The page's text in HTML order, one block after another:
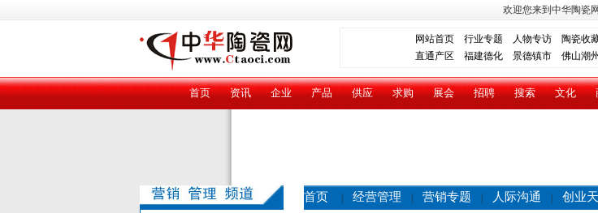
欢迎您来到中华陶瓷网
网站首页 行业专题 人物专访 陶瓷收
直通产区 福建德化 景德镇市 佛山潮州
首页 资讯 企业 产品 供应 求购 展会 招聘 搜索 文化
首页 经营管理 营销专题 人际沟通 创业